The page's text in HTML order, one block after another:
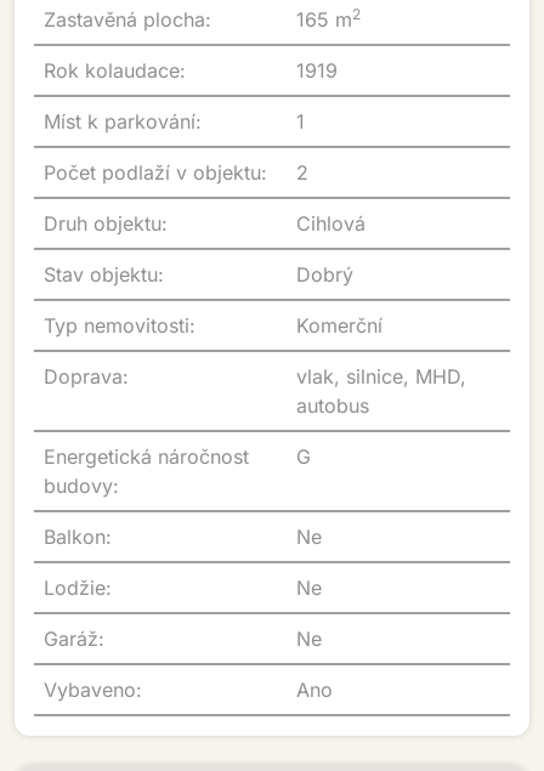
Zastavěná plocha: 165 m2
Rok kolaudace: 1919
Míst k parkování: 1
Počet podlaží v objektu: 2
Druh objektu: Cihlová
Stav objektu: Dobrý
Typ nemovitosti: Komerční
Doprava:
vlak, silnice, MHD,
autobus
Energetická náročnost
budovy:
G
Balkon: Ne
Lodžie: Ne
Garáž: Ne
Vybaveno: Ano